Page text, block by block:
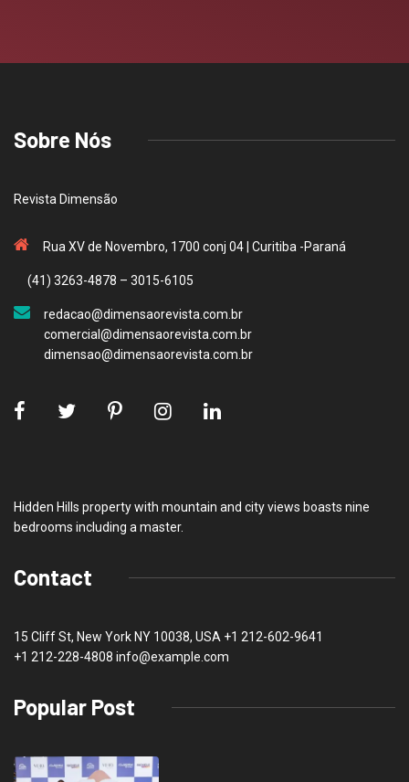
Sobre Nós
Revista Dimensão
Rua XV de Novembro, 1700 conj 04 | Curitiba -Paraná
(41) 3263-4878 – 3015-6105
redacao@dimensaorevista.com.br
comercial@dimensaorevista.com.br
dimensao@dimensaorevista.com.br
Hidden Hills property with mountain and city views boasts nine
bedrooms including a master.
Contact
15 Cliff St, New York NY 10038, USA +1 212-602-9641
+1 212-228-4808 info@example.com
Popular Post